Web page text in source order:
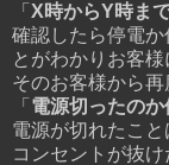
「 X時からY時ま
確認したら停電
とがわかりお客
そのお客様から再
「 電源切ったの
電源が切れたこ
コンセントが抜